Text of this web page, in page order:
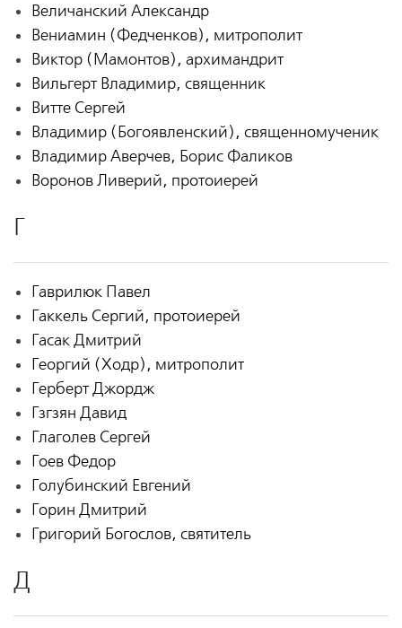
Величанский Александр
Вениамин (Федченков), митрополит
Виктор (Мамонтов), архимандрит
Вильгерт Владимир, священник
Витте Сергей
Владимир (Богоявленский), священномученик
Владимир Аверчев, Борис Фаликов
Воронов Ливерий, протоиерей
Г
Гаврилюк Павел
Гаккель Сергий, протоиерей
Гасак Дмитрий
Георгий (Ходр), митрополит
Герберт Джордж
Гзгзян Давид
Глаголев Сергей
Гоев Федор
Голубинский Евгений
Горин Дмитрий
Григорий Богослов, святитель
Д